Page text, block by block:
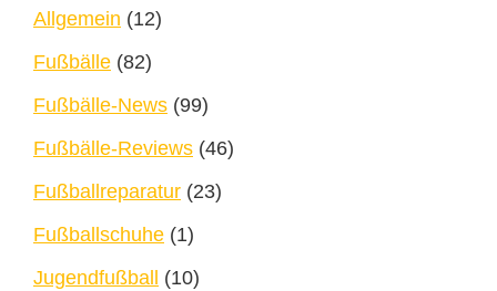
Allgemein (12)
Fußbälle (82)
Fußbälle-News (99)
Fußbälle-Reviews (46)
Fußballreparatur (23)
Fußballschuhe (1)
Jugendfußball
(10)